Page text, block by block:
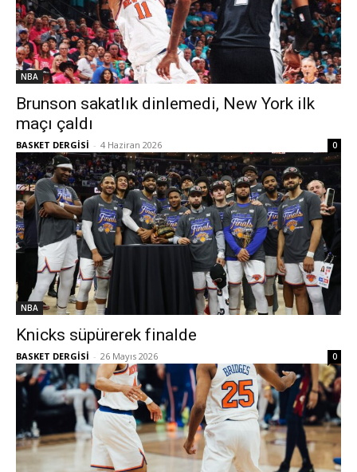
NBA
Brunson sakatlık dinlemedi, New York ilk
maçı çaldı
BASKET DERGİSİ - 4 Haziran 2026 0
NBA
Knicks süpürerek finalde
BASKET DERGİSİ - 26 Mayıs 2026 0